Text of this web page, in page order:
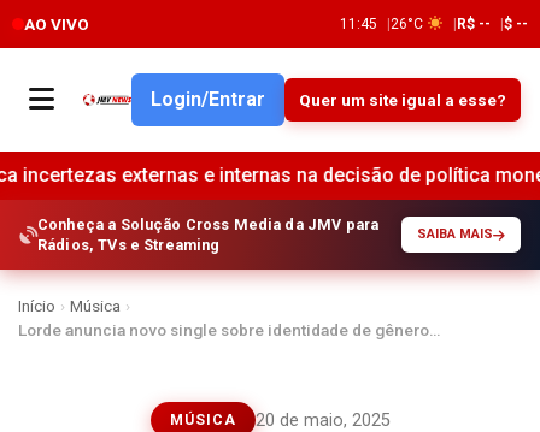
AO VIVO 11:45 26°C R$ -- $ --
Login/Entrar Quer um site igual a esse?
e internas na decisão de política monetária •
Conheça a Solução Cross Media da JMV para
Rádios, TVs e Streaming
SAIBA MAIS
Início › Música ›
Lorde anuncia novo single sobre identidade de gênero…
MÚSICA 20 de maio, 2025